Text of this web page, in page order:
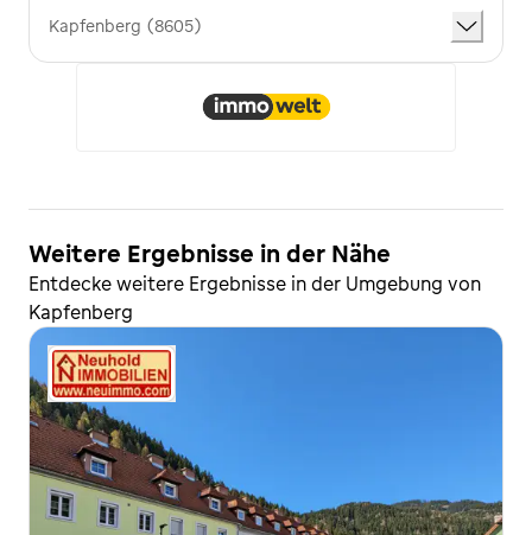
Kapfenberg (8605)
Weitere Ergebnisse in der Nähe
Entdecke weitere Ergebnisse in der Umgebung von
Kapfenberg